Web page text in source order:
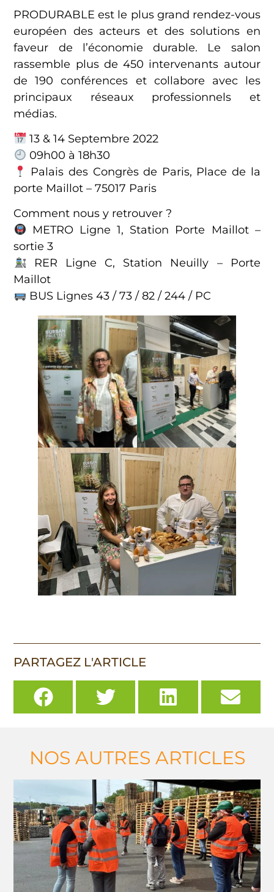
PRODURABLE est le plus grand rendez-vous
européen des acteurs et des solutions en
faveur de l’économie durable. Le salon
rassemble plus de 450 intervenants autour
de 190 conférences et collabore avec les
principaux réseaux professionnels et
médias.
13 & 14 Septembre 2022
09h00 à 18h30
Palais des Congrès de Paris, Place de la
porte Maillot – 75017 Paris
Comment nous y retrouver ?
METRO Ligne 1, Station Porte Maillot –
sortie 3
RER Ligne C, Station Neuilly – Porte
Maillot
BUS Lignes 43 / 73 / 82 / 244 / PC
PARTAGEZ L'ARTICLE
NOS AUTRES ARTICLES